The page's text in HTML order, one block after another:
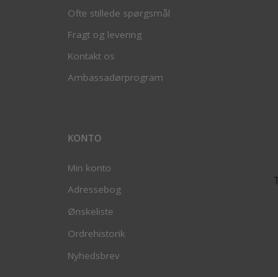
Ofte stillede spørgsmål
Fragt og levering
Kontakt os
Ambassadørprogram
KONTO
Min konto
Adressebog
Ønskeliste
Ordrehistorik
Nyhedsbrev